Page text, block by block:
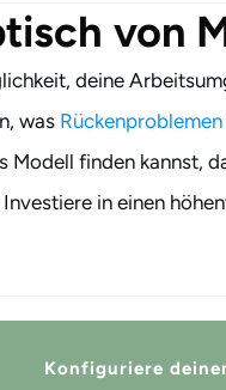
von
deine
was Rückenproblemen
finden kannst,
in einen
Konfiguriere